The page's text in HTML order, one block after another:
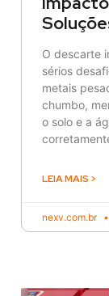
O descarte
sérios
metais
chumbo,
o solo e a
LEIA MAIS >
nexv.com.br